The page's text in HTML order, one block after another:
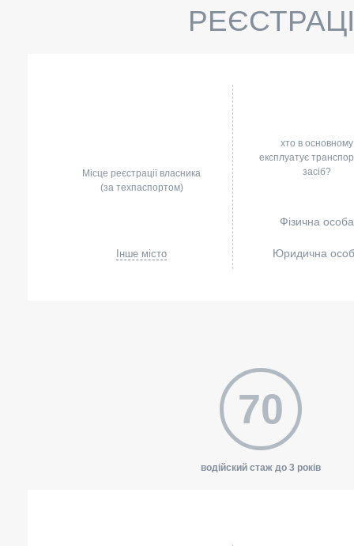
Місце реєстрації власника
(за техпаспортом)
Інше місто
хто в основному
експлуатує
засіб?
Фізична особа
Юридична
70
водійский стаж до 3 років